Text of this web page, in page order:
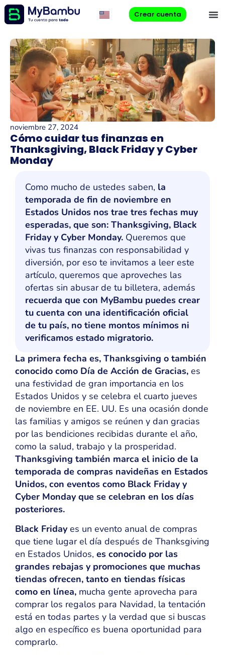
Crear cuenta
noviembre 27, 2024
Cómo cuidar tus finanzas en
Thanksgiving, Black Friday y Cyber
Monday
Como mucho de ustedes saben, la
temporada de fin de noviembre en
Estados Unidos nos trae tres fechas muy
esperadas, que son: Thanksgiving, Black
Friday y Cyber Monday. Queremos que
vivas tus finanzas con responsabilidad y
diversión, por eso te invitamos a leer este
artículo, queremos que aproveches las
ofertas sin abusar de tu billetera, además
recuerda que con MyBambu puedes crear
tu cuenta con una identificación oficial
de tu país, no tiene montos mínimos ni
verificamos estado migratorio.
La primera fecha es, Thanksgiving o también
conocido como Día de Acción de Gracias, es
una festividad de gran importancia en los
Estados Unidos y se celebra el cuarto jueves
de noviembre en EE. UU. Es una ocasión donde
las familias y amigos se reúnen y dan gracias
por las bendiciones recibidas durante el año,
como la salud, trabajo y la prosperidad.
Thanksgiving también marca el inicio de la
temporada de compras navideñas en Estados
Unidos, con eventos como Black Friday y
Cyber Monday que se celebran en los días
posteriores.
Black Friday es un evento anual de compras
que tiene lugar el día después de Thanksgiving
en Estados Unidos, es conocido por las
grandes rebajas y promociones que muchas
tiendas ofrecen, tanto en tiendas físicas
como en línea, mucha gente aprovecha para
comprar los regalos para Navidad, la tentación
está en todas partes y la verdad que si buscas
algo en específico es buena oportunidad para
comprarlo.